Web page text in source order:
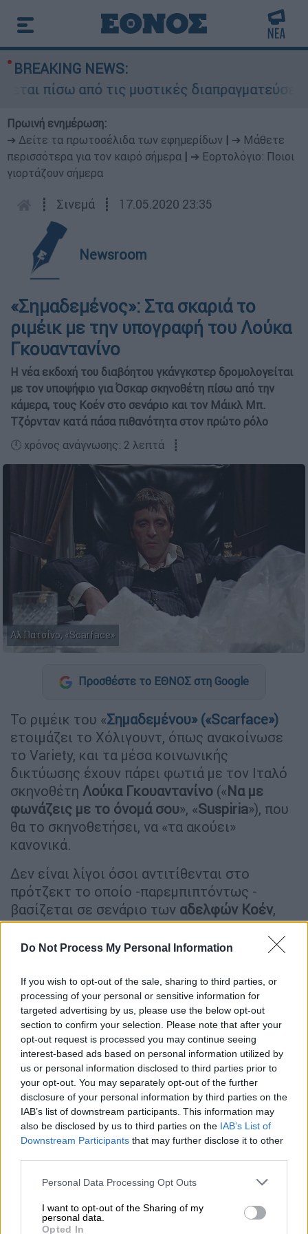
Do Not Process My Personal Information
If you wish to opt-out of the sale, sharing to third parties, or
processing of your personal or sensitive information for
targeted advertising by us, please use the below opt-out
section to confirm your selection. Please note that after your
opt-out request is processed you may continue seeing
interest-based ads based on personal information utilized by
us or personal information disclosed to third parties prior to
your opt-out. You may separately opt-out of the further
disclosure of your personal information by third parties on the
IAB’s list of downstream participants. This information may
also be disclosed by us to third parties on the IAB’s List of
Downstream Participants that may further disclose it to other
Please note that this website/app uses one or more Google
not limited to your visit or usage behaviour. You may click to
grant or deny consent to Google and its third-party tags to
Personal Data Processing Opt Outs
I want to opt-out of the Sharing of my
personal data.
Opted In
BREAKING NEWS:
πίσω από τις μυστικές διαπραγματεύσεις
Πρωινή ενημέρωση:
➔ Δείτε τα πρωτοσέλιδα των εφημερίδων
➔ Μάθετε
περισσότερα για τον καιρό σήμερα
➔ Εορτολόγιο: Ποιοι
γιορτάζουν σήμερα
┋ Σινεμά ┋ 17.05.2020 23:35
Newsroom
«Σημαδεμένος»: Στα σκαριά το
ριμέικ με την υπογραφή του Λούκα
Γκουαντανίνο
Η νέα εκδοχή του διαβόητου γκάνγκστερ δρομολογείται
με τον υποψήφιο για Όσκαρ σκηνοθέτη πίσω από την
κάμερα, τους Κοέν στο σενάριο και τον Μάικλ Μπ.
Τζόρνταν κατά πάσα πιθανότητα στον πρώτο ρόλο
🕛 χρόνος ανάγνωσης: 2 λεπτά ┋
Αλ Πατσίνο, «Scarface»
Προσθέστε το ΕΘΝΟΣ στη Google
Το ριμέικ του «Σημαδεμένου» («Scarface»)
ετοιμάζει το Χόλιγουντ, όπως ανακοίνωσε
το Variety, και τα μέσα κοινωνικής
δικτύωσης έχουν πάρει φωτιά με τον Ιταλό
σκηνοθέτη Λούκα Γκουαντανίνο («Να με
φωνάζεις με το όνομά σου», «Suspiria»), που
θα το σκηνοθετήσει, να «τα ακούει»
κανονικά.
Δεν είναι λίγοι όσοι αντιτίθενται στο
πρότζεκτ το οποίο -παρεμπιπτόντως -
βασίζεται σε σενάριο των αδελφών Κοέν,
και σχολιάζουν το κακό που κάνουν στο
αμερικανικό σινεμά τα ριμέικ κλασσικών
ταινίας τρόμου του Ντάριο Αρτζέντο από
τον Γκουαντανίνο, δεν άρεσε σε γενικές
γραμμές).
Ο Γκουαντανίνο καλείται να βρει τον
σύγχρονο «Αλ Καπόνε» καθώς τόσο η ταινία
τουΧάουαρντ Χοκςτου 1932 με τονΠολ
Μιούνιόσο και τουΜπράιαν Ντε Πάλματο
1983 με τονΑλ Πατσίνοείχαν έμπνευση τον
διαβόητο γκάνγκστερ.